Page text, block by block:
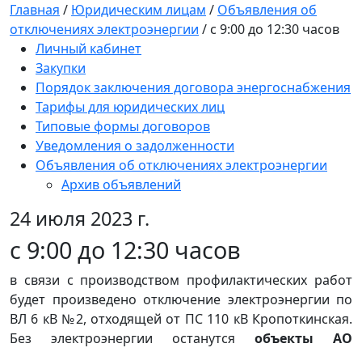
Главная / Юридическим лицам / Объявления об
отключениях электроэнергии / с 9:00 до 12:30 часов
Личный кабинет
Закупки
Порядок заключения договора энергоснабжения
Тарифы для юридических лиц
Типовые формы договоров
Уведомления о задолженности
Объявления об отключениях электроэнергии
Архив объявлений
24 июля 2023 г.
с 9:00 до 12:30 часов
в связи с производством профилактических работ
будет произведено отключение электроэнергии по
ВЛ 6 кВ №2, отходящей от ПС 110 кВ Кропоткинская.
Без электроэнергии останутся объекты АО